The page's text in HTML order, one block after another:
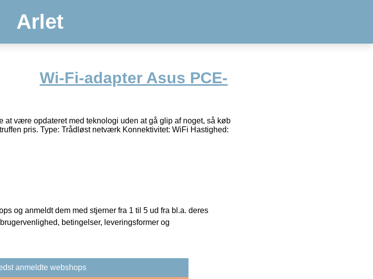
Arlet
Wi-Fi-adapter Asus PCE-
at være opdateret med teknologi uden at gå glip af noget, så køb
pris. Type: Trådløst netværk Konnektivitet: WiFi Hastighed:
og anmeldt dem med stjerner fra 1 til 5 ud fra bl.a. deres
betingelser, leveringsformer og
anmeldte webshops